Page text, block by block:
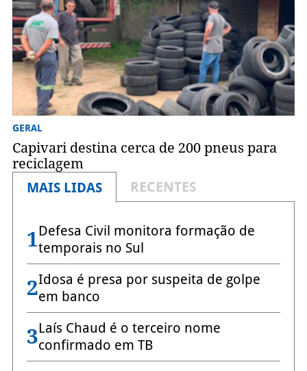
GERAL
Capivari destina cerca de 200 pneus para
reciclagem
MAIS LIDAS
RECENTES
1Defesa Civil monitora formação de
temporais no Sul
2Idosa é presa por suspeita de golpe
em banco
3Laís Chaud é o terceiro nome
confirmado em TB